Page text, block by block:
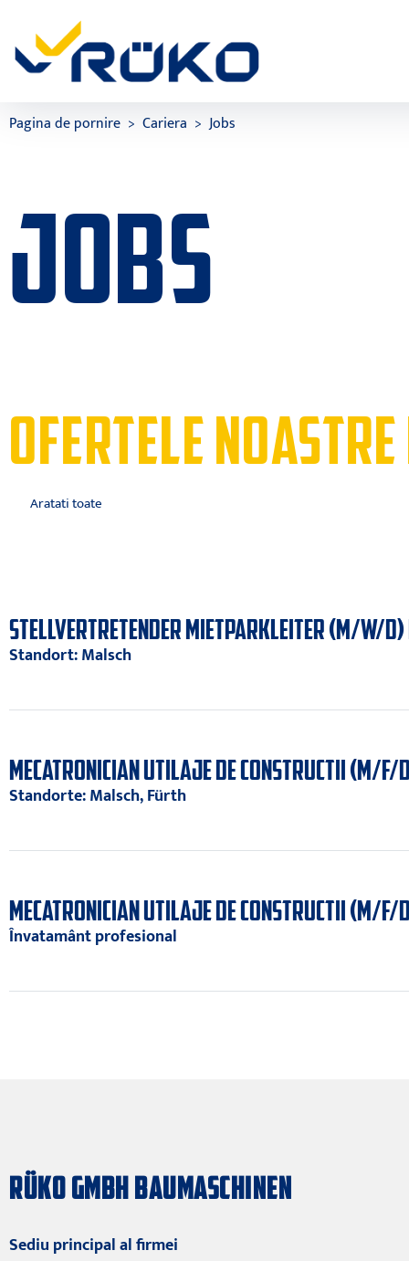
Pagina de pornire Cariera Jobs
JOBS
OFERTELE
STELLVERTRETENDER MIETPARKLEITER (M/W/
Standort: Malsch
MECATRONICIAN UTILAJE DE CONSTRUCTII (M/F/
Standorte: Malsch, Fürth
MECATRONICIAN UTILAJE DE CONSTRUCTII (M/F/
Învatamânt profesional
RÜKO GMBH BAUMASCHINEN
Sediu principal al firmei